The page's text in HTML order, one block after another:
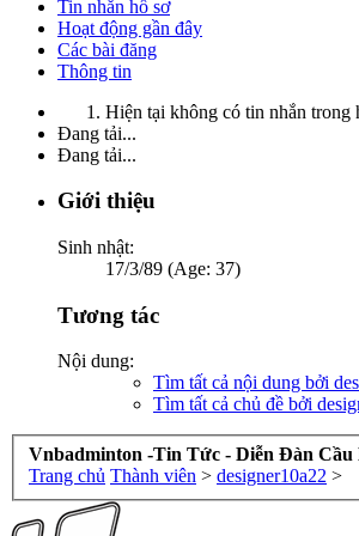
Tin nhắn hồ sơ
Hoạt động gần đây
Các bài đăng
Thông tin
Hiện tại không có tin nhắn trong
Đang tải...
Đang tải...
Giới thiệu
Sinh nhật:
17/3/89 (Age: 37)
Tương tác
Nội dung:
Tìm tất cả nội dung bởi
Tìm tất cả chủ đề bởi
Vnbadminton -Tin Tức - Diễn Đàn Cầu
Trang chủ Thành viên > designer10a22 >